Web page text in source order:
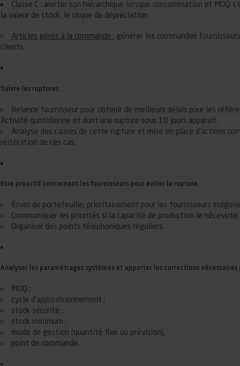
Classe C : alerter son hiérarchique lorsque consommation et MOQ
la valeur de stock, le risque de dépréciation.
Articles gérés à la commande : générer les commandes
clients.
Suivre les ruptures
Relance fournisseur pour obtenir de meilleurs délais pour les
Activité quotidienne et dont une rupture sous 10 jours apparait.
Analyse des causes de cette rupture et mise en place d’actions
réitération de ces cas.
Etre proactif concernant les fournisseurs pour éviter la rupture.
Envoi de portefeuille, prioritairement pour les fournisseurs
Communiquer les priorités si la capacité de production le nécessite.
Organiser des points téléphoniques réguliers.
Analyser les paramétrages systèmes et apporter les corrections
MOQ ;
cycle d’approvisionnement ;
stock sécurité ;
stock minimum ;
mode de gestion (quantité fixe ou prévision),
point de commande.